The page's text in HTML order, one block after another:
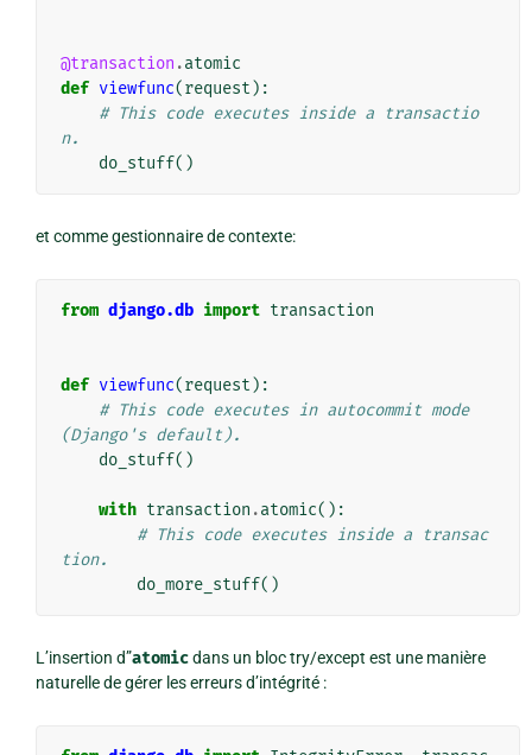
@transaction .atomic
def viewfunc(request ):
# This code executes inside a transactio
n.
do_stuff()
et commegestionnaire de contexte:
from django.db import transaction
def viewfunc(request ):
# This code executes in autocommit mode
(Django's default).
do_stuff()
with transaction .atomic():
# This code executes inside a transac
tion.
do_more_stuff()
L’insertion d”atomicdans un bloc try/except est une manière
naturelle de gérer les erreurs d’intégrité :